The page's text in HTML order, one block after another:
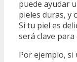
puede ayudar
pieles duras, y
Si tu piel es
será clave
Por ejemplo, si